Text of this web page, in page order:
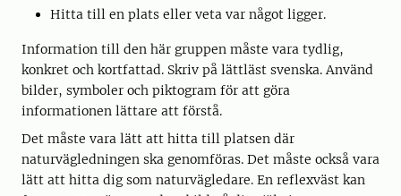
Hitta till en plats eller veta var något ligger.
Information till den här gruppen måste vara tydlig,
konkret och kortfattad. Skriv på lättläst svenska. Använd
bilder, symboler och piktogram för att göra
informationen lättare att förstå.
Det måste vara lätt att hitta till platsen där
naturvägledningen ska genomföras. Det måste också vara
lätt att hitta dig som naturvägledare. En reflexväst kan